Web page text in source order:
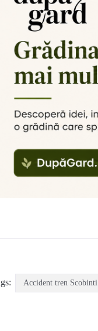
Accident tren Scobinti